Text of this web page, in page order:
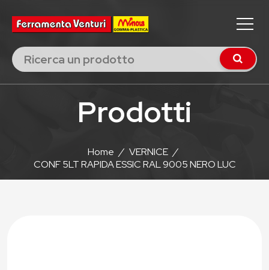
Prodotti
Home / VERNICE /
CONF 5LT RAPIDA ESSIC RAL 9005 NERO LUC